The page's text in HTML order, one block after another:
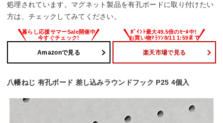
処理されています。マグネット製品を有孔ボードに取り付けたい
方は、チェックしてみてください。
Amazonで見る 楽天市場で見る
八幡ねじ 有孔ボード 差し込みラウンドフック P25 4個入